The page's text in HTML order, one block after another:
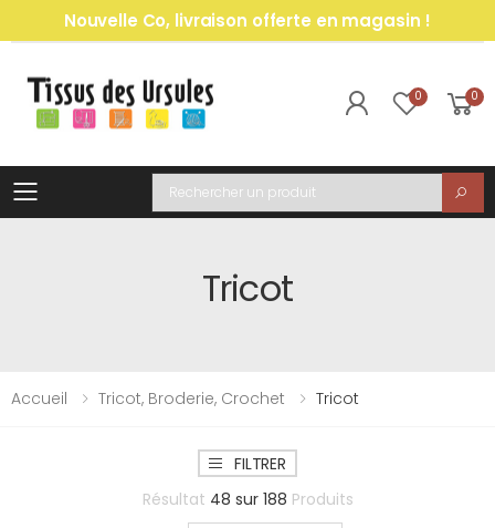
Nouvelle Co, livraison offerte en magasin !
0 0
Toggle mobile menu
Recherche
Tricot
Accueil Tricot, Broderie, Crochet Tricot
FILTRER
Résultat 48 sur 188 Produits